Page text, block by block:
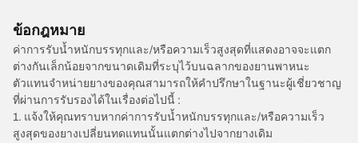
ข้อกฎหมาย
ค่าการรับน้ำหนักบรรทุกและ/หรือความเร็วสูงสุดที่แสดงอาจจะแตก
ต่างกันเล็กน้อยจากขนาดเดิมที่ระบุไว้บนฉลากของยานพาหนะ
ตัวแทนจำหน่ายยางของคุณสามารถให้คำปรึกษาในฐานะผู้เชี่ยวชาญ
ที่ผ่านการรับรองได้ในเรื่องต่อไปนี้ :
1. แจ้งให้คุณทราบหากค่าการรับน้ำหนักบรรทุกและ/หรือความเร็ว
สูงสุดของยางเปลี่ยนทดแทนนั้นแตกต่างไปจากยางเดิม